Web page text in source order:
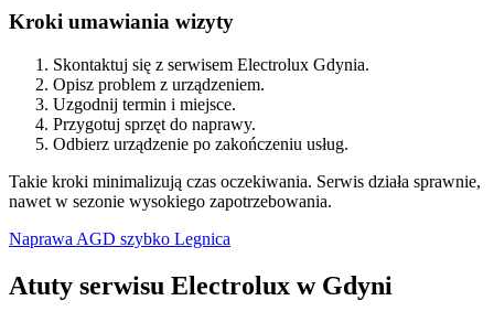
Kroki umawiania wizyty
Skontaktuj się z serwisem Electrolux Gdynia.
Opisz problem z urządzeniem.
Uzgodnij termin i miejsce.
Przygotuj sprzęt do naprawy.
Odbierz urządzenie po zakończeniu usług.
Takie kroki minimalizują czas oczekiwania. Serwis działa sprawnie,
nawet w sezonie wysokiego zapotrzebowania.
Naprawa AGD szybko Legnica
Atuty serwisu Electrolux w Gdyni